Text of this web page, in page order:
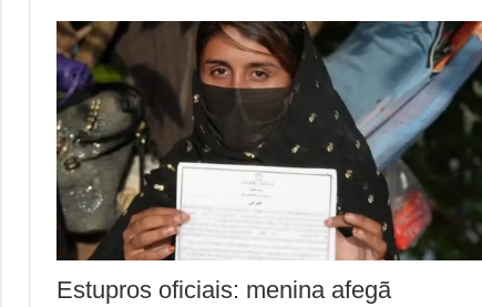
Estupros oficiais: menina afegã